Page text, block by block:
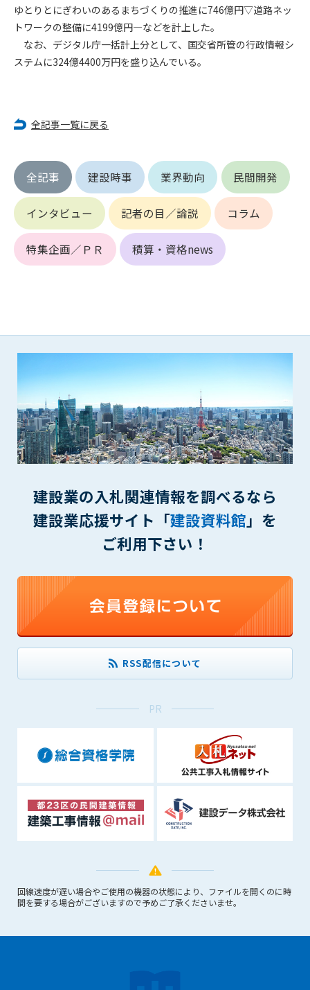
ゆとりとにぎわいのあるまちづくりの推進に746億円▽道路ネッ
トワークの整備に4199億円―などを計上した。
なお、デジタル庁一括計上分として、国交省所管の行政情報シ
ステムに324億4400万円を盛り込んでいる。
全記事一覧に戻る
全記事 建設時事 業界動向 民間開発
インタビュー 記者の目／論説 コラム
特集企画／ＰＲ 積算・資格news
建設業の入札関連情報を調べるなら
建設業応援サイト「建設資料館」を
ご利用下さい！
RSS配信について
PR
回線速度が遅い場合やご使用の機器の状態により、ファイルを開くのに時
間を要する場合がございますので予めご了承くださいませ。
(3) 第三者または管理者を誹謗中傷する行為
(4) 有害なコンピュータプログラム等を送信又は書き込む行為
(5) 第三者に不利益を与える行為
(6) 管理者が承認していない営利を目的とした行為
(10) 建設資料館から知り得た情報及びダウンロードした情報
に第三者に提供すること
第7条（登録内容の削除）
管理者は、会員が登録した内容が以下に該当する、またはその
恐れのあるものは、会員の承諾なく削除できるものとします。
(1) 登録されている情報が、第6条の定める禁止事項に該当する
と管理者が、判断した場合
第8条（サービスの変更・中止等）
廃止を含み)し、本サービスの運営を中止または廃止することが
できるものとします。これに起因する会員または他の第三者が
被った損害について管理者は､一切の責任をも負わないものと
します。
第9条（会員の個人情報）
会員の氏名、住所、性別、年齢、メールアドレスその他本サー
ビスの提供に関連して管理者が知り得た会員の個人情報（以下
する場合を除き、第三者に開示または提供しないものとしま
す。
(1) 会員が、自己の個人情報の開示に事前に同意している場合
(2) 個々の会員を特定できない統計的な処理をした形式で第三
に必要であると管理者が判断した場合
(4) 法令等により開示を求められた場合
第10条（免責事項）
管理者は、会員が登録した内容が以下に該当する、またはその
恐れのあるものは、会員の承諾なく削除できるものとします。
1. 管理者は、会員が本サービスを利用することにより得た情報
を保証もしないものとします。また、当該情報等に起因して
生じた一切の損害に対して、管理者は、何らの責任も負わな
いものとします。
2. 会員は、自己の費用と責任において本サービスを利用するも
のとし、会員による本サービスの利用に関連し、第三者から
場合、当該会員は、自らの費用と責任においてこれを解決す
るものとし、管理者を一切免責するものとします。
3. 本サービスにおいて掲載されている広告等によって行われる
する損害については一切責任を負いません。
第11条（運用の停止）
向上のための設備工事等の為に本サービスの運用を停止するこ